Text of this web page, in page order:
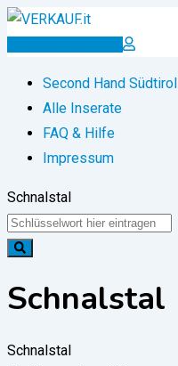
Zum
Inserat erstellen
Second Hand Südtirol
Alle Inserate
FAQ & Hilfe
Impressum
Schnalstal
Schnalstal
Schnalstal